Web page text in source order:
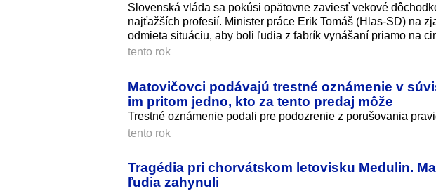
Slovenská vláda sa pokúsi opätovne zaviesť vekové
najťažších profesií. Minister práce Erik Tomáš (Hlas-SD) na
odmieta situáciu, aby boli ľudia z fabrík vynášaní priamo na
tento rok
Matovičovci podávajú trestné oznámenie v
im pritom jedno, kto za tento predaj môže
Trestné oznámenie podali pre podozrenie z porušovania
tento rok
Tragédia pri chorvátskom letovisku Medulin.
ľudia zahynuli